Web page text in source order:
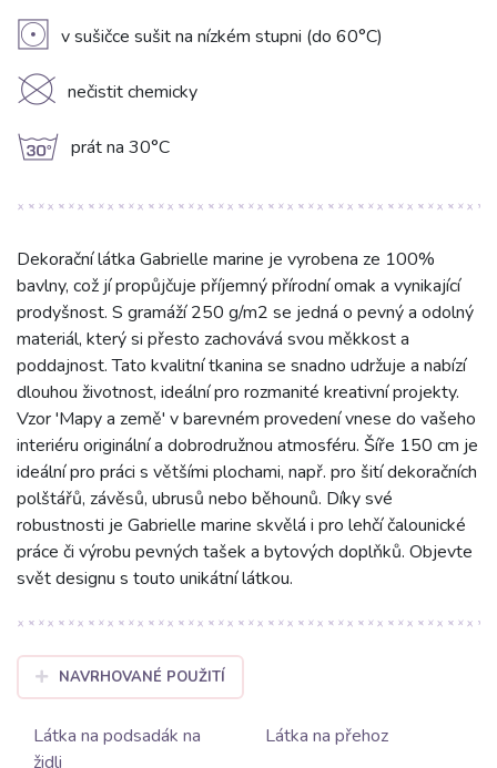
V v sušičce sušit na nízkém stupni (do 60°C)
K nečistit chemicky
g prát na 30°C
Dekorační látka Gabrielle marine je vyrobena ze 100%
bavlny, což jí propůjčuje příjemný přírodní omak a vynikající
prodyšnost. S gramáží 250 g/m2 se jedná o pevný a odolný
materiál, který si přesto zachovává svou měkkost a
poddajnost. Tato kvalitní tkanina se snadno udržuje a nabízí
dlouhou životnost, ideální pro rozmanité kreativní projekty.
Vzor 'Mapy a země' v barevném provedení vnese do vašeho
interiéru originální a dobrodružnou atmosféru. Šíře 150 cm je
ideální pro práci s většími plochami, např. pro šití dekoračních
polštářů, závěsů, ubrusů nebo běhounů. Díky své
robustnosti je Gabrielle marine skvělá i pro lehčí čalounické
práce či výrobu pevných tašek a bytových doplňků. Objevte
svět designu s touto unikátní látkou.
NAVRHOVANÉ POUŽITÍ
Látka na podsadák na
židli
Látka na přehoz